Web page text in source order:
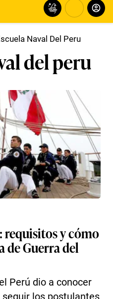
Naval Del Peru
del peru
requisitos y cómo
de Guerra del
Perú dio a conocer